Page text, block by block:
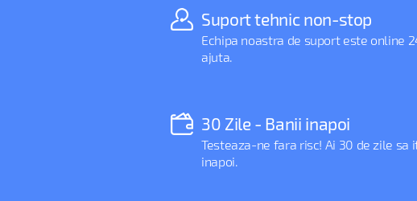
Suport tehnic non-stop
Echipa noastra de suport este online
ajuta.
30 Zile - Banii inapoi
Testeaza-ne fara risc! Ai 30 de zile sa
inapoi.